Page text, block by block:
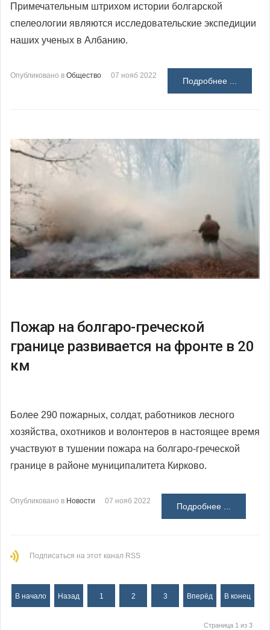
Примечательным штрихом истории болгарской
спелеологии являются исследовательские экспедиции
наших ученых в Албанию.
Опубликовано в Общество 07 нояб 2022
Подробнее ...
Пожар на болгаро-греческой
границе развивается на фронте в 20
км
Более 290 пожарных, солдат, работников лесного
хозяйства, охотников и волонтеров в настоящее время
участвуют в тушении пожара на болгаро-греческой
границе в районе муниципалитета Кирково.
Опубликовано в Новости 07 нояб 2022
Подробнее ...
Подписаться на этот канал RSS
В начало Назад 1 2 3 Вперёд В конец
Страница 1 из 3